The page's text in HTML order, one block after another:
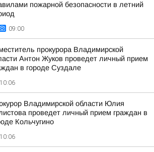
пожарной безопасности в летний
09:00
прокурора Владимирской
Антон Жуков проведет личный прием
в городе Суздале
10:06
Владимирской области Юлия
проведет личный прием граждан в
Кольчугино
10:06